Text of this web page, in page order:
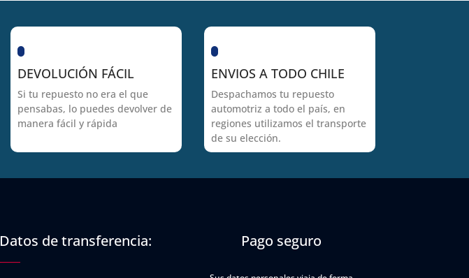
DEVOLUCIÓN FÁCIL
Si tu repuesto no era el que
pensabas, lo puedes devolver de
manera fácil y rápida
ENVIOS A TODO CHILE
Despachamos tu repuesto
automotriz a todo el país, en
regiones utilizamos el transporte
de su elección.
Datos de transferencia: Pago seguro